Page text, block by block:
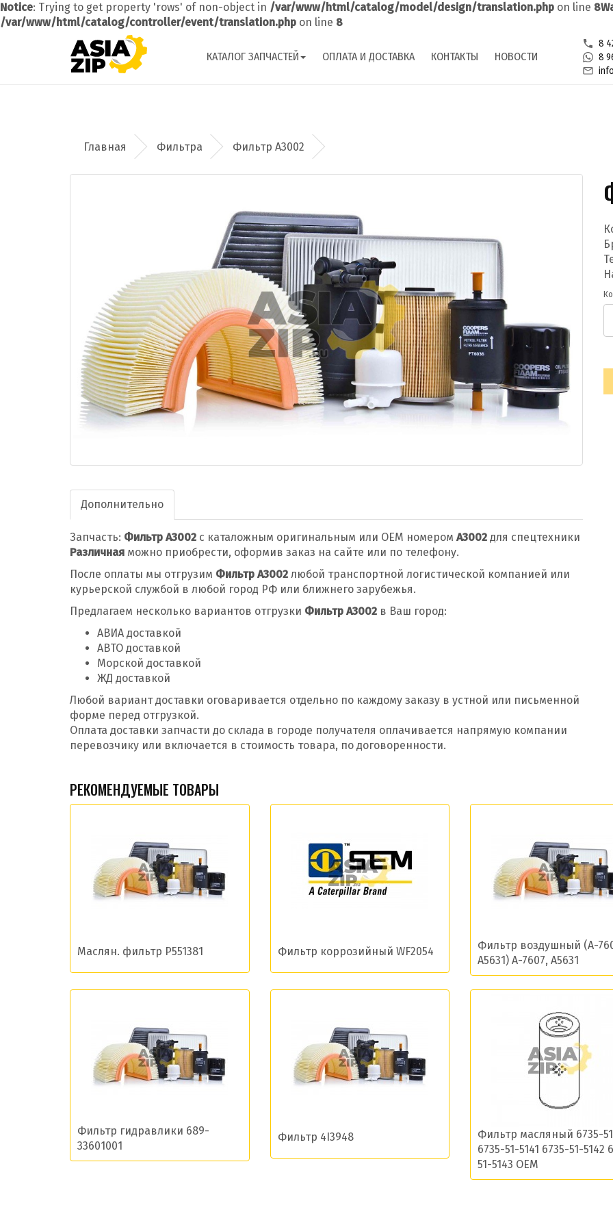
Notice: Trying to get property 'rows' of non-object in /var/www/html/catalog/model/design/translation.php on line 8
/var/www/html/catalog/controller/event/translation.php on line 8
КАТАЛОГ ЗАПЧАСТЕЙ ОПЛАТА И ДОСТАВКА КОНТАКТЫ НОВОСТИ
8
8
Добавить заявку
Даю согласие на обработку моих данных и получение
Фильтра Фильтр A3002
Дополнительно
Запчасть: Фильтр A3002 с каталожным оригинальным или OEM номером A3002 для спецтехники
Различная можно приобрести, оформив заказ на сайте или по телефону.
После оплаты мы отгрузим Фильтр A3002 любой транспортной логистической компанией или
курьерской службой в любой город РФ или ближнего зарубежья.
Предлагаем несколько вариантов отгрузки Фильтр A3002 в Ваш город:
АВИА доставкой
АВТО доставкой
Морской доставкой
ЖД доставкой
Любой вариант доставки оговаривается отдельно по каждому заказу в устной или письменной
форме перед отгрузкой.
Оплата доставки запчасти до склада в городе получателя оплачивается напрямую компании
перевозчику или включается в стоимость товара, по договоренности.
РЕКОМЕНДУЕМЫЕ ТОВАРЫ
Маслян. фильтр P551381 Фильтр коррозийный WF2054
Фильтр воздушный (A-
A5631) A-7607, A5631
Фильтр гидравлики 689-
33601001
Фильтр 4I3948
Фильтр масляный 6735-
6735-51-5141 6735-51-5142
51-5143 OEM